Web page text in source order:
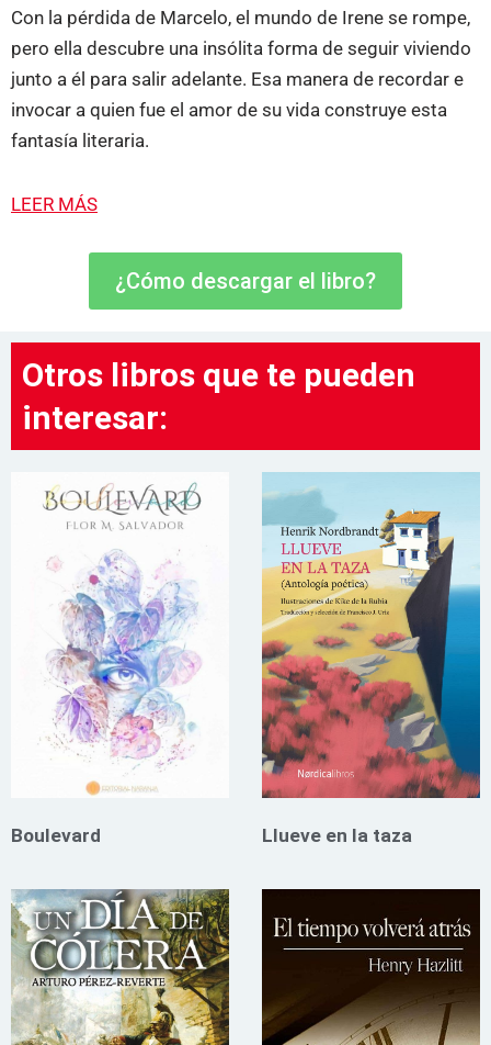
Con la pérdida de Marcelo, el mundo de Irene se rompe,
pero ella descubre una insólita forma de seguir viviendo
junto a él para salir adelante. Esa manera de recordar e
invocar a quien fue el amor de su vida construye esta
fantasía literaria.
LEER MÁS
¿Cómo descargar el libro?
Otros libros que te pueden
interesar:
Boulevard Llueve en la taza